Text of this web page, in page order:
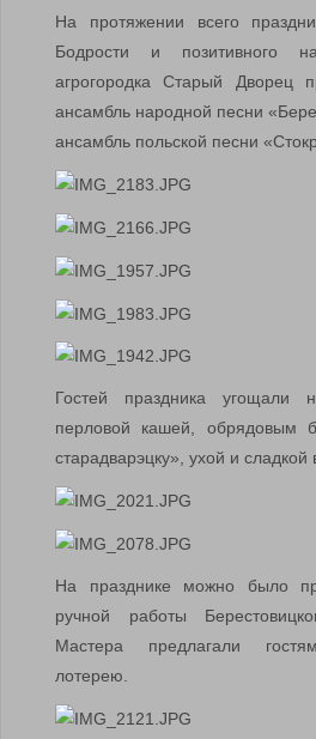
На протяжении всего
Бодрости и позитивного
агрогородка Старый Дворец
ансамбль народной песни
ансамбль польской песни
Гостей праздника угощали
перловой кашей, обрядовым
старадварэцку», ухой и сладкой
На празднике можно было
ручной работы
Мастера предлагали
лотерею.